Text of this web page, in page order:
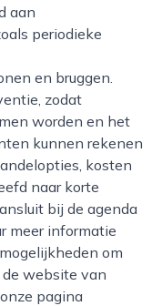
periodieke
en bruggen.
zodat
worden en het
kunnen rekenen
kosten
naar korte
bij de agenda
meer informatie
om
website van
pagina